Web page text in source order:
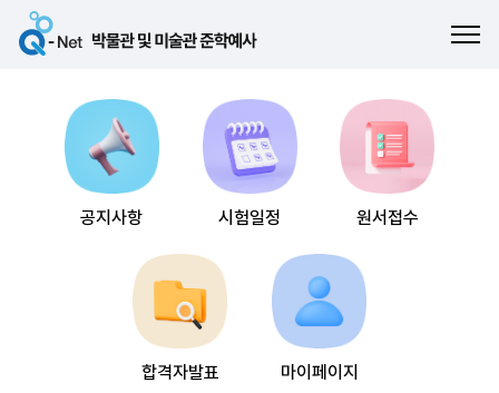
공지사항 시험일정 원서접수
합격자발표 마이페이지